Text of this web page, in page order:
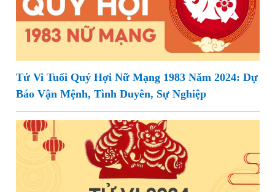
Tử Vi Tuổi Quý Hợi Nữ Mạng 1983 Năm 2024: Dự
Báo Vận Mệnh, Tình Duyên, Sự Nghiệp